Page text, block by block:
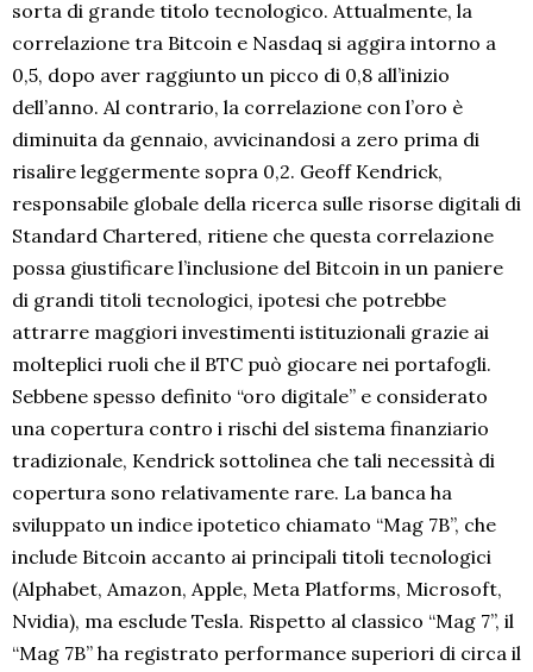
sorta di grande titolo tecnologico. Attualmente, la
correlazione tra Bitcoin e Nasdaq si aggira intorno a
0,5, dopo aver raggiunto un picco di 0,8 all’inizio
dell’anno. Al contrario, la correlazione con l’oro è
diminuita da gennaio, avvicinandosi a zero prima di
risalire leggermente sopra 0,2. Geoff Kendrick,
responsabile globale della ricerca sulle risorse digitali di
Standard Chartered, ritiene che questa correlazione
possa giustificare l’inclusione del Bitcoin in un paniere
di grandi titoli tecnologici, ipotesi che potrebbe
attrarre maggiori investimenti istituzionali grazie ai
molteplici ruoli che il BTC può giocare nei portafogli.
Sebbene spesso definito “oro digitale” e considerato
una copertura contro i rischi del sistema finanziario
tradizionale, Kendrick sottolinea che tali necessità di
copertura sono relativamente rare. La banca ha
sviluppato un indice ipotetico chiamato “Mag 7B”, che
include Bitcoin accanto ai principali titoli tecnologici
(Alphabet, Amazon, Apple, Meta Platforms, Microsoft,
Nvidia), ma esclude Tesla. Rispetto al classico “Mag 7”, il
“Mag 7B” ha registrato performance superiori di circa il